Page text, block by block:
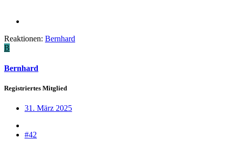
Reaktionen: Bernhard
B
Bernhard
Registriertes Mitglied
31. März 2025
#42